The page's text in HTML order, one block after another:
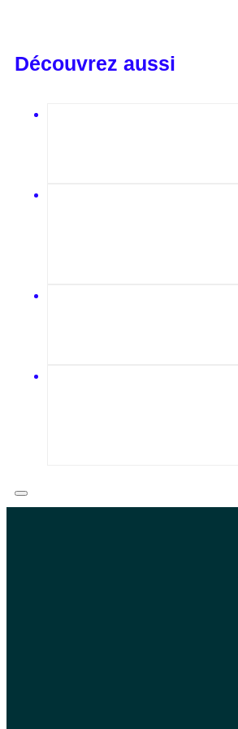
Découvrez aussi